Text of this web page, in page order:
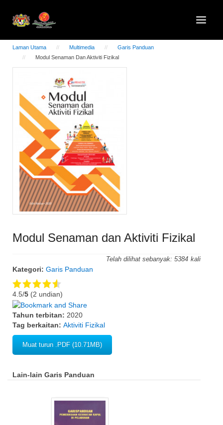
Laman Utama Multimedia
Garis Panduan
Modul Senaman Dan Aktiviti Fizikal
Modul Senaman dan Aktiviti Fizikal
Telah dilihat sebanyak: 5384
Kategori: Garis Panduan
4.5/5 (2 undian)
Tahun terbitan: 2020
Tag berkaitan: Aktiviti Fizikal
Muat turun .PDF (10.71MB)
Lain-lain Garis Panduan